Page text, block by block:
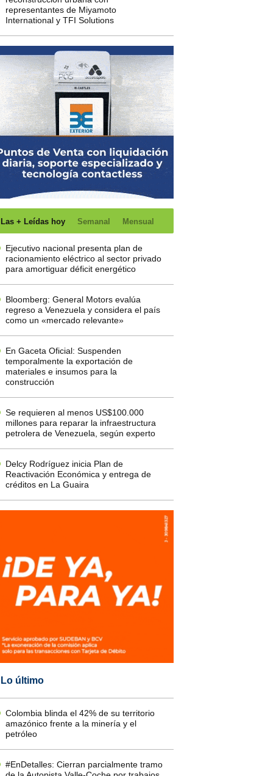
representantes de Miyamoto
International y TFI Solutions
Las + Leídas hoy Semanal Mensual
Ejecutivo nacional presenta plan de
racionamiento eléctrico al sector privado
para amortiguar déficit energético
Bloomberg: General Motors evalúa
regreso a Venezuela y considera el país
como un «mercado relevante»
En Gaceta Oficial: Suspenden
temporalmente la exportación de
materiales e insumos para la
construcción
Se requieren al menos US$100.000
millones para reparar la infraestructura
petrolera de Venezuela, según experto
Delcy Rodríguez inicia Plan de
Reactivación Económica y entrega de
créditos en La Guaira
Lo último
Colombia blinda el 42% de su territorio
amazónico frente a la minería y el
petróleo
#EnDetalles: Cierran parcialmente tramo